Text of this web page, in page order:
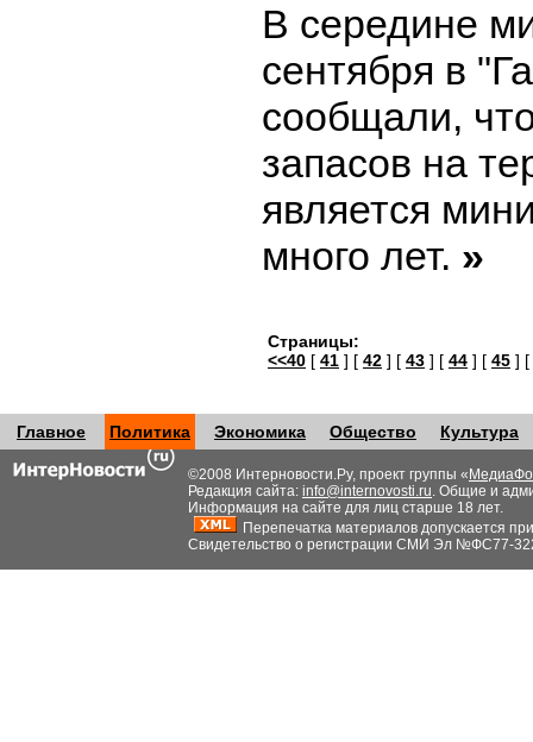
В середине
сентября в
сообщали,
запасов на
является
много лет. »
Страницы:
<<40 [ 41 ] [ 42 ] [ 43 ] [ 44 ] [ 45 ] [
Главное Политика Экономика Общество Культура
©2008 Интерновости.Ру, проект группы «
Редакция сайта: info@internovosti.ru. Общие и
Информация на сайте для лиц старше 18 лет.
Перепечатка материалов допускается
Свидетельство о регистрации СМИ Эл №ФС77-